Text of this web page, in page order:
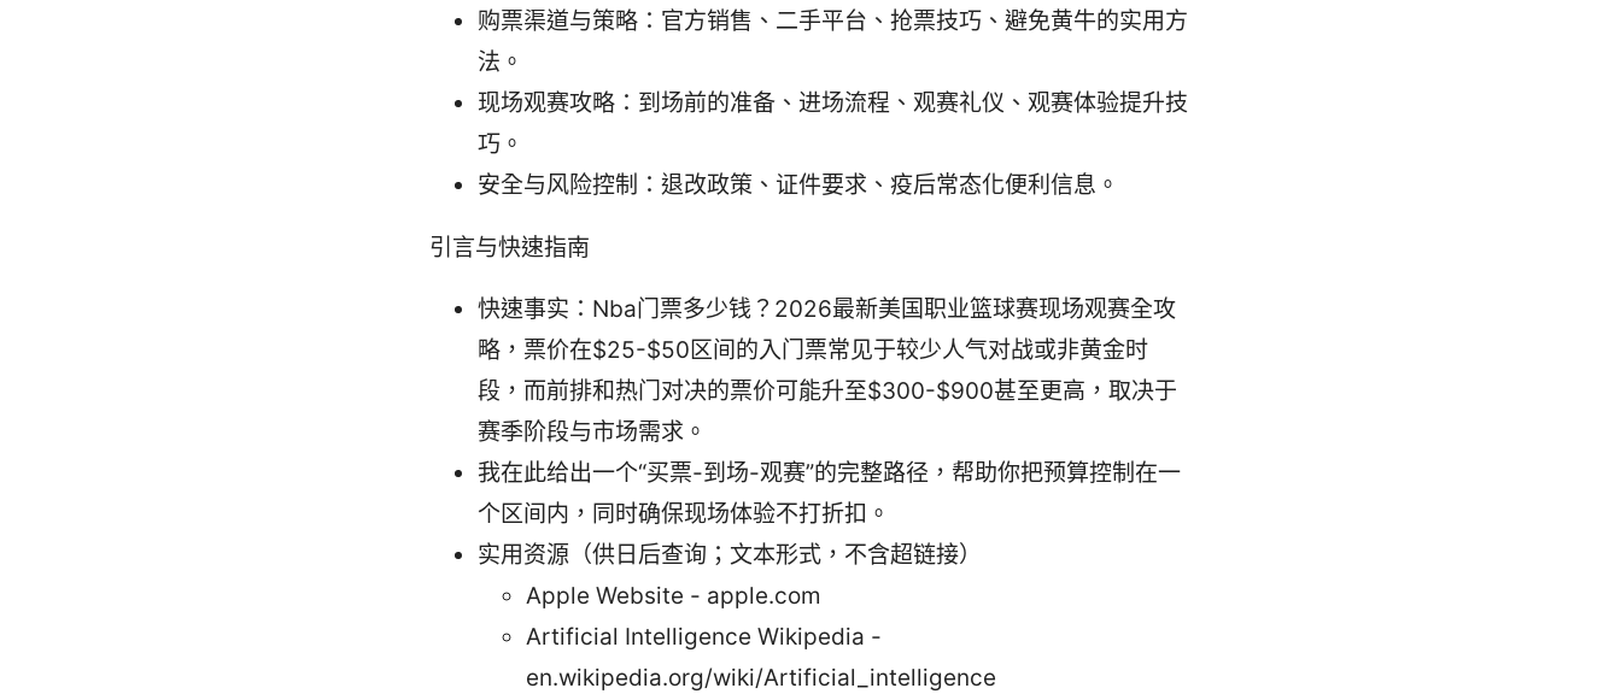
购票渠道与策略：官方销售、二手平台、抢票技巧、避免黄牛的实用方
法。
现场观赛攻略：到场前的准备、进场流程、观赛礼仪、观赛体验提升技
巧。
安全与风险控制：退改政策、证件要求、疫后常态化便利信息。
引言与快速指南
快速事实：Nba门票多少钱？2026最新美国职业篮球赛现场观赛全攻
略，票价在$25-$50区间的入门票常见于较少人气对战或非黄金时
段，而前排和热门对决的票价可能升至$300-$900甚至更高，取决于
赛季阶段与市场需求。
我在此给出一个“买票-到场-观赛”的完整路径，帮助你把预算控制在一
个区间内，同时确保现场体验不打折扣。
实用资源（供日后查询；文本形式，不含超链接）
Apple Website - apple.com
Artificial Intelligence Wikipedia -
en.wikipedia.org/wiki/Artificial_intelligence